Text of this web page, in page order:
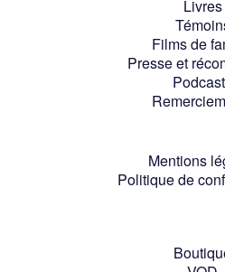
Livres
Films de
Presse et
Mentions
Politique de